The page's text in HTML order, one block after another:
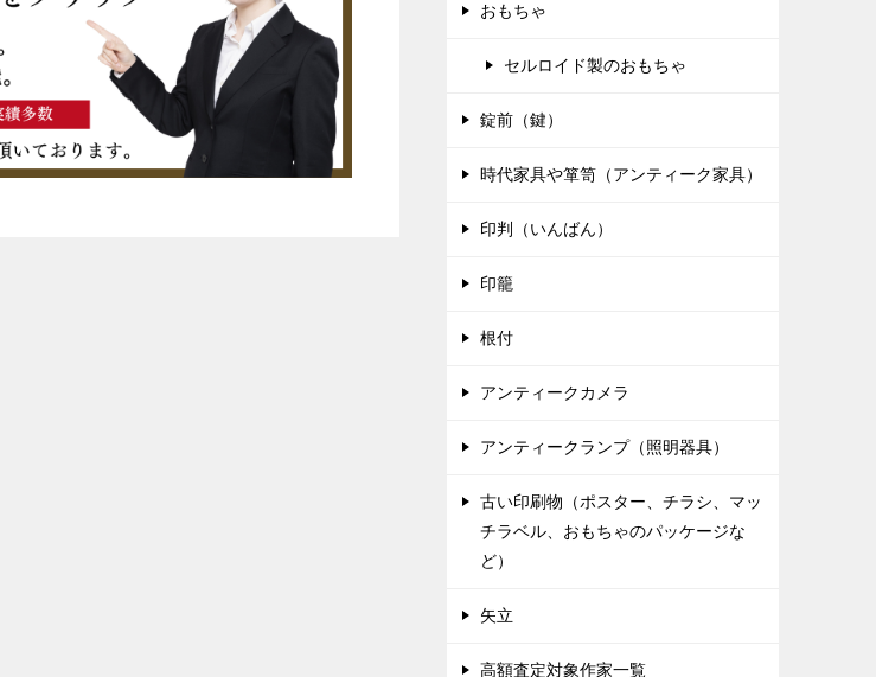
おもちゃ
セルロイド製のおもちゃ
錠前（鍵）
時代家具や箪笥（アンティーク家具）
印判（いんばん）
印籠
根付
アンティークカメラ
アンティークランプ（照明器具）
古い印刷物（ポスター、チラシ、マッ
チラベル、おもちゃのパッケージな
ど）
矢立
高額査定対象作家一覧